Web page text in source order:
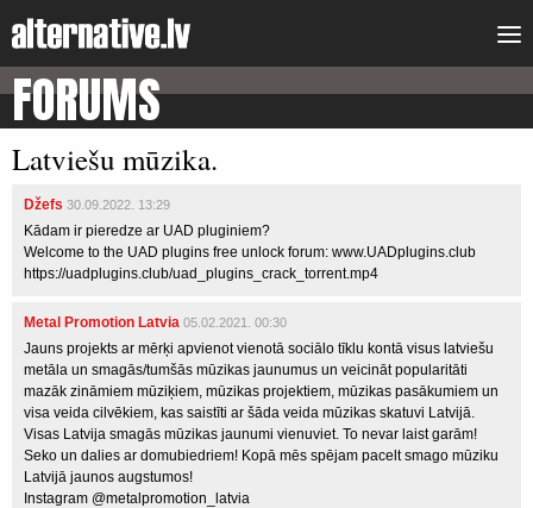
FORUMS
Latviešu mūzika.
Džefs 30.09.2022. 13:29
Kādam ir pieredze ar UAD pluginiem?
Welcome to the UAD plugins free unlock forum: www.UADplugins.club
https://uadplugins.club/uad_plugins_crack_torrent.mp4
Metal Promotion Latvia 05.02.2021. 00:30
Jauns projekts ar mērķi apvienot vienotā sociālo tīklu kontā visus latviešu
metāla un smagās/tumšās mūzikas jaunumus un veicināt popularitāti
mazāk zināmiem mūziķiem, mūzikas projektiem, mūzikas pasākumiem un
visa veida cilvēkiem, kas saistīti ar šāda veida mūzikas skatuvi Latvijā.
Visas Latvija smagās mūzikas jaunumi vienuviet. To nevar laist garām!
Seko un dalies ar domubiedriem! Kopā mēs spējam pacelt smago mūziku
Latvijā jaunos augstumos!
Instagram @metalpromotion_latvia